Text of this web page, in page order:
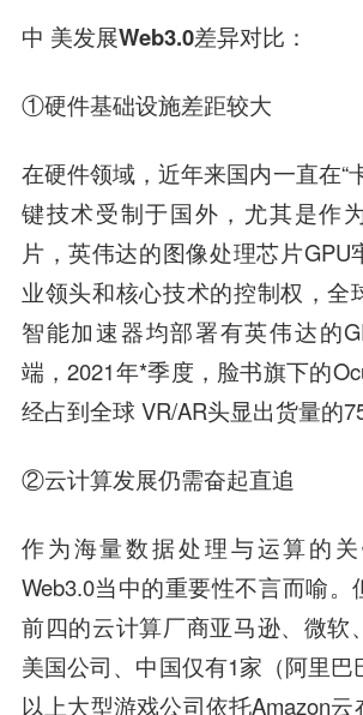
中 美发展Web3.0差异对比：
①硬件基础设施差距较大
在硬件领域，近年来国内一直在“
键技术受制于国外，尤其是作
片，英伟达的图像处理芯片GPU
业领头和核心技术的控制权，全
智能加速器均部署有英伟达的
端，2021年*季度，脸书旗下的
经占到全球 VR/AR头显出货量的
②云计算发展仍需奋起直追
作为海量数据处理与运算的
Web3.0当中的重要性不言而喻。
前四的云计算厂商亚马逊、微软
美国公司、中国仅有1家（阿里巴
以上大型游戏公司依托Amazon